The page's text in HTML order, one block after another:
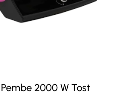
2000 W Tost